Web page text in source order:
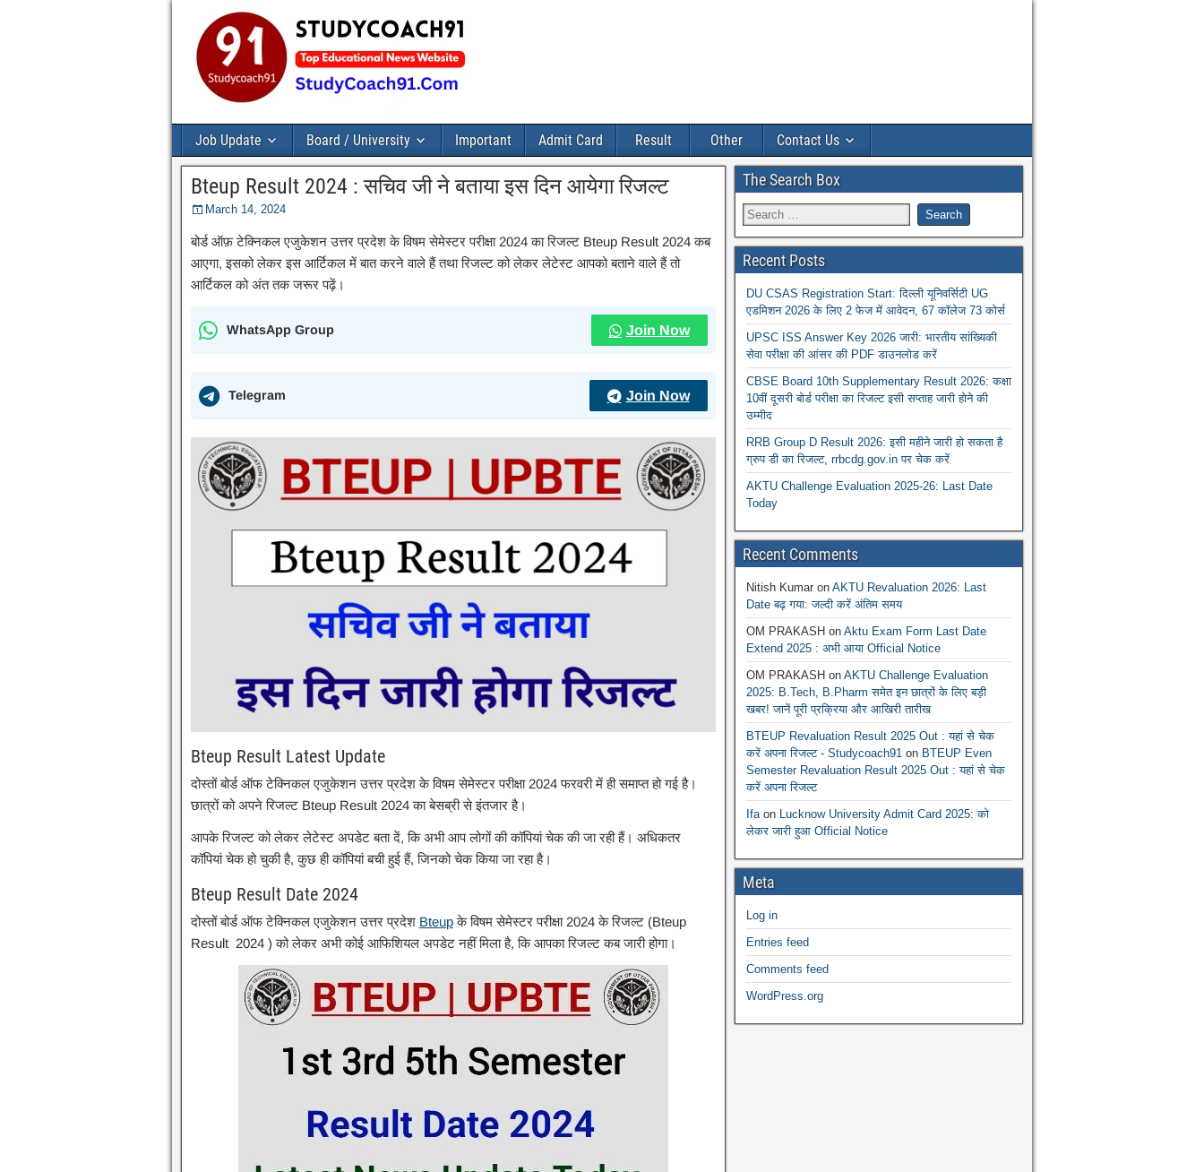
Job Update Board / University Important Admit Card Result Other Contact Us
Bteup Result 2024 : सचिव जी ने बताया इस दिन आयेगा रिजल्ट
March 14, 2024
बोर्ड ऑफ़ टेक्निकल एजुकेशन उत्तर प्रदेश के विषम सेमेस्टर परीक्षा 2024 का रिजल्ट Bteup Result 2024 कब
आएगा, इसको लेकर इस आर्टिकल में बात करने वाले हैं तथा रिजल्ट को लेकर लेटेस्ट आपको बताने वाले हैं तो
आर्टिकल को अंत तक जरूर पढ़ें।
WhatsApp Group Join Now
Telegram Join Now
Bteup Result Latest Update
दोस्तों बोर्ड ऑफ टेक्निकल एजुकेशन उत्तर प्रदेश के विषम सेमेस्टर परीक्षा 2024 फरवरी में ही समाप्त हो गई है।
छात्रों को अपने रिजल्ट Bteup Result 2024 का बेसब्री से इंतजार है।
आपके रिजल्ट को लेकर लेटेस्ट अपडेट बता दें, कि अभी आप लोगों की कॉपियां चेक की जा रही हैं। अधिकतर
कॉपियां चेक हो चुकी है, कुछ ही कॉपियां बची हुई हैं, जिनको चेक किया जा रहा है।
Bteup Result Date 2024
दोस्तों बोर्ड ऑफ टेक्निकल एजुकेशन उत्तर प्रदेश Bteupके विषम सेमेस्टर परीक्षा 2024 के रिजल्ट (Bteup
Result 2024 ) को लेकर अभी कोई आफिशियल अपडेट नहीं मिला है, कि आपका रिजल्ट कब जारी होगा।
The Search Box
Recent Posts
DU CSAS Registration Start: दिल्ली यूनिवर्सिटी UG
एडमिशन 2026 के लिए 2 फेज में आवेदन, 67 कॉलेज 73 कोर्स
UPSC ISS Answer Key 2026 जारी: भारतीय सांख्यिकी
सेवा परीक्षा की आंसर की PDF डाउनलोड करें
CBSE Board 10th Supplementary Result 2026: कक्षा
10वीं दूसरी बोर्ड परीक्षा का रिजल्ट इसी सप्ताह जारी होने की
उम्मीद
RRB Group D Result 2026: इसी महीने जारी हो सकता है
ग्रुप डी का रिजल्ट, rrbcdg.gov.in पर चेक करें
AKTU Challenge Evaluation 2025-26: Last Date
Today
Recent Comments
Nitish Kumaron AKTU Revaluation 2026: Last
Date बढ़ गया: जल्दी करें अंतिम समय
OM PRAKASH on Aktu Exam Form Last Date
Extend 2025 : अभी आया Official Notice
OM PRAKASH on AKTU Challenge Evaluation
2025: B.Tech, B.Pharm समेत इन छात्रों के लिए बड़ी
खबर! जानें पूरी प्रक्रिया और आखिरी तारीख
BTEUP Revaluation Result 2025 Out : यहां से चेक
करें अपना रिजल्ट - Studycoach91on BTEUP Even
Semester Revaluation Result 2025 Out : यहां से चेक
करें अपना रिजल्ट
Ifaon Lucknow University Admit Card 2025: को
लेकर जारी हुआ Official Notice
Meta
Log in
Entries feed
Comments feed
WordPress.org